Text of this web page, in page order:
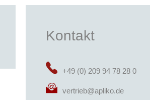
Kontakt
+49 (0) 209 94 78 28 0
vertrieb@apliko.de